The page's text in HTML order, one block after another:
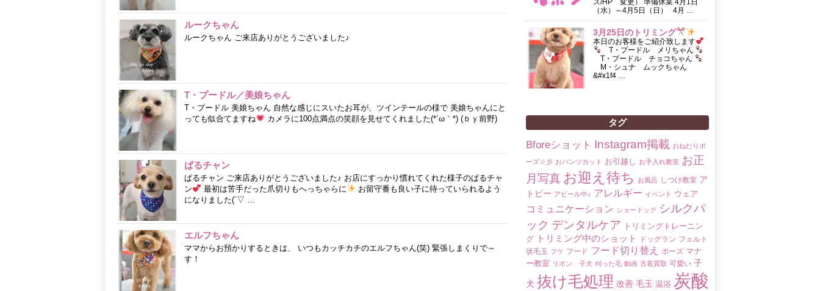
ルークちゃん
ルークちゃん ご来店ありがとうございました♪
T・プードル／美娘ちゃん
T・プードル 美娘ちゃん 自然な感じにスいたお耳が、ツインテールの様で 美娘ちゃんにと
っても似合てますね
カメラに100点満点の笑顔を見せてくれました(*´ω｀*) (ｂｙ前野)
ぱるチャン
ぱるチャン ご来店ありがとうございました♪ お店にすっかり慣れてくれた様子のぱるチャ
ン
最初は苦手だった爪切りもへっちゃらに
お留守番も良い子に待っていられるよう
になりました(´▽ …
エルフちゃん
ママからお預かりするときは、 いつもカッチカチのエルフちゃん(笑) 緊張しまくりで～
す！
ス/HP 変更） 準備休業 4月1日
（水）～4月5日（日） 4月 …
3月25日のトリミング
本日のお客様をご紹介致します
T・プードル メリちゃん
T・プードル チョコちゃん
M・シュナ ムックちゃん
&#x1f4 …
タグ
Bforeショット Instagram掲載 おねだりポ
ーズ☆彡 おパンツカット お引越し お手入れ教室 お正
月写真 お迎え待ち お風呂 しつけ教室 ア
トピー アピール中♪ アレルギー イベント ウェア
コミュニケーション ショードッグ シルクパ
ック デンタルケア
トリミングトレーニン
グ トリミング中のショット ドッグラン フェルト
状毛玉 フケ フード フード切り替え ポーズ マナ
ー教室 リボン 子犬 刈った毛 動画 古着買取 可愛い 子
犬 抜け毛処理 改善 毛玉 温浴 炭酸